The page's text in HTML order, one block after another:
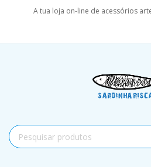
A tua loja on-line de acessórios